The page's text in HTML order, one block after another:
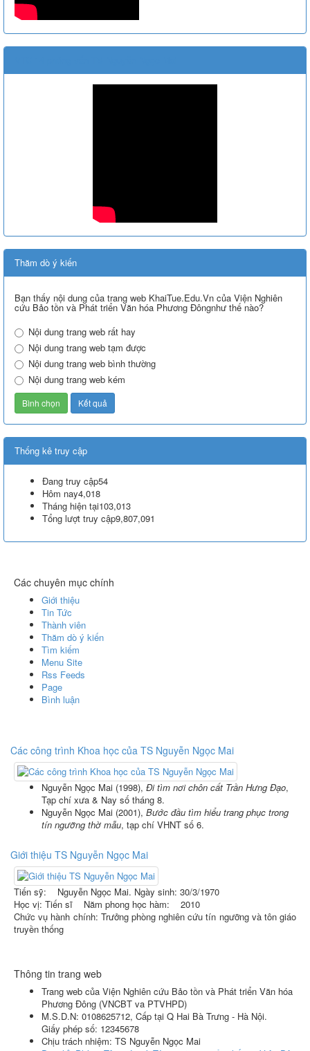
Thăm dò ý kiến
Bạn thấy nội dung của trang web KhaiTue.Edu.Vn của Viện Nghiên
cứu Bảo tồn và Phát triển Văn hóa Phương Đôngnhư thế nào?
Nội dung trang web rất hay
Nội dung trang web tạm được
Nội dung trang web bình thường
Nội dung trang web kém
Thống kê truy cập
Đang truy cập54
Hôm nay4,018
Tháng hiện tại103,013
Tổng lượt truy cập9,807,091
Các chuyên mục chính
Giới thiệu
Tin Tức
Thành viên
Thăm dò ý kiến
Tìm kiếm
Menu Site
Rss Feeds
Page
Bình luận
Các công trình Khoa học của TS Nguyễn Ngọc Mai
Nguyễn Ngọc Mai (1998), Đi tìm nơi chôn cất Trần Hưng Đạo,
Tạp chí xưa & Nay số tháng 8.
Nguyễn Ngọc Mai (2001), Bước đầu tìm hiểu trang phục trong
tín ngưỡng thờ mẫu, tạp chí VHNT số 6.
Giới thiệu TS Nguyễn Ngọc Mai
Tiến sỹ: Nguyễn Ngọc Mai. Ngày sinh: 30/3/1970
Học vị: Tiến sĩ Năm phong học hàm: 2010
Chức vụ hành chính: Trưởng phòng nghiên cứu tín ngưỡng và tôn giáo
truyền thống
Thông tin trang web
Trang web của Viện Nghiên cứu Bảo tồn và Phát triển Văn hóa
Phương Đông (VNCBT va PTVHPD)
M.S.D.N: 0108625712, Cấp tại Q Hai Bà Trưng - Hà Nội.
Giấy phép số: 12345678
Chịu trách nhiệm: TS Nguyễn Ngọc Mai